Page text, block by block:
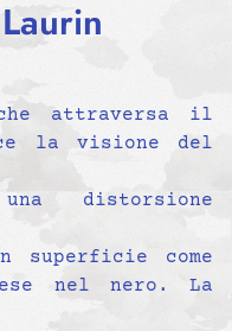
attraversa il
la visione del
distorsione
superficie come
nel nero. La